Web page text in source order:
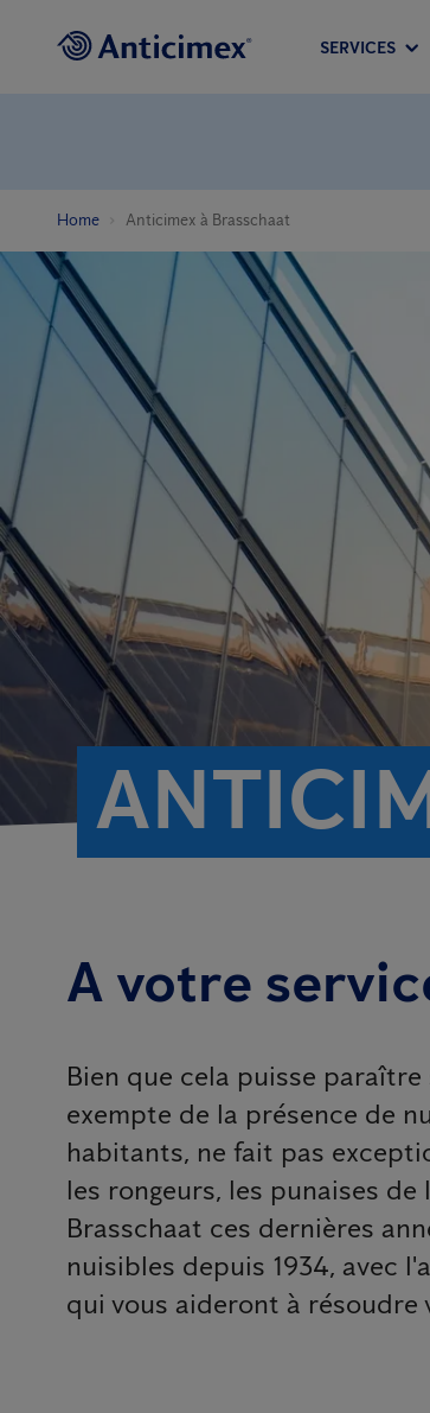
SERVICES
Home Anticimex à Brasschaat
A votre
Bien que cela puisse
exempte de la présence de
habitants, ne fait pas
les rongeurs, les punaises
Brasschaat ces dernières
nuisibles depuis 1934, avec
qui vous aideront à